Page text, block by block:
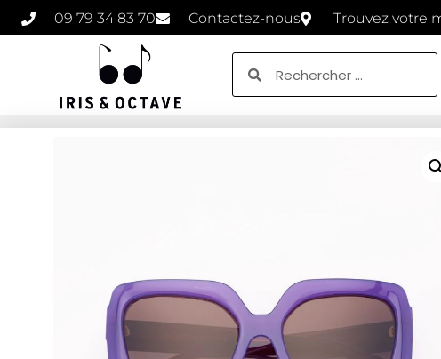
09 79 34 83 70 Contactez-nous Trouvez votre